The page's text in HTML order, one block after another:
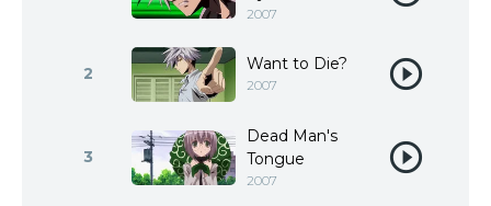
2007
2 Want to Die?
2007
3
Dead Man's
Tongue
2007